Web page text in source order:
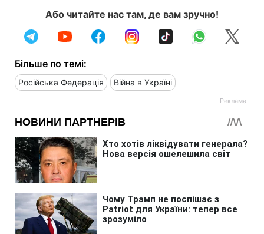
Або читайте нас там, де вам зручно!
Більше по темі:
Російська Федерація Війна в Україні